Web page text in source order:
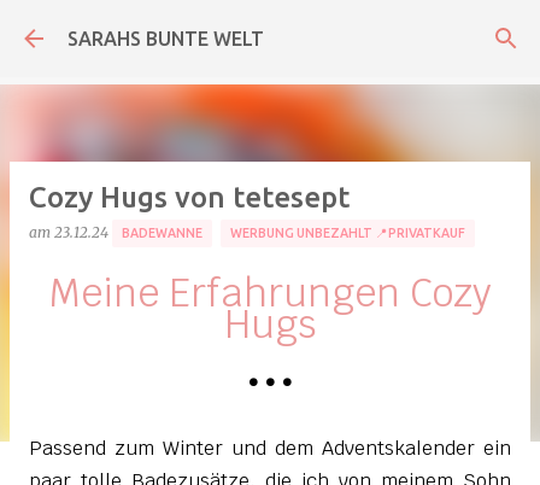
Direkt zum Hauptbereich
SARAHS BUNTE WELT
Cozy Hugs von tetesept
am 23.12.24 BADEWANNE WERBUNG UNBEZAHLT 📍PRIVATKAUF
Meine Erfahrungen Cozy
Hugs
• • •
Passend zum Winter und dem Adventskalender ein